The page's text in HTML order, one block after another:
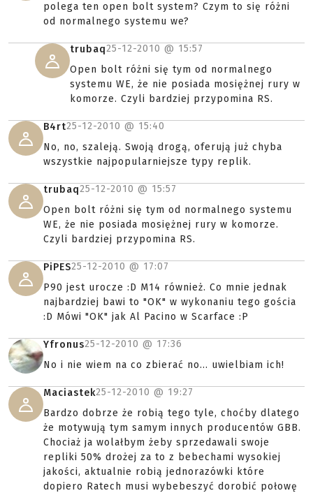
polega ten open bolt system? Czym to się różni
od normalnego systemu we?
trubaq25-12-2010 @ 15:57
Open bolt różni się tym od normalnego
systemu WE, że nie posiada mosiężnej rury w
komorze. Czyli bardziej przypomina RS.
B4rt25-12-2010 @ 15:40
No, no, szaleją. Swoją drogą, oferują już chyba
wszystkie najpopularniejsze typy replik.
trubaq25-12-2010 @ 15:57
Open bolt różni się tym od normalnego systemu
WE, że nie posiada mosiężnej rury w komorze.
Czyli bardziej przypomina RS.
PiPES25-12-2010 @ 17:07
P90 jest urocze :D M14 również. Co mnie jednak
najbardziej bawi to "OK" w wykonaniu tego gościa
:D Mówi "OK" jak Al Pacino w Scarface :P
Yfronus25-12-2010 @ 17:36
No i nie wiem na co zbierać no... uwielbiam ich!
Maciastek25-12-2010 @ 19:27
Bardzo dobrze że robią tego tyle, choćby dlatego
że motywują tym samym innych producentów GBB.
Chociaż ja wolałbym żeby sprzedawali swoje
repliki 50% drożej za to z bebechami wysokiej
jakości, aktualnie robią jednorazówki które
dopiero Ratech musi wybebeszyć dorobić połowę